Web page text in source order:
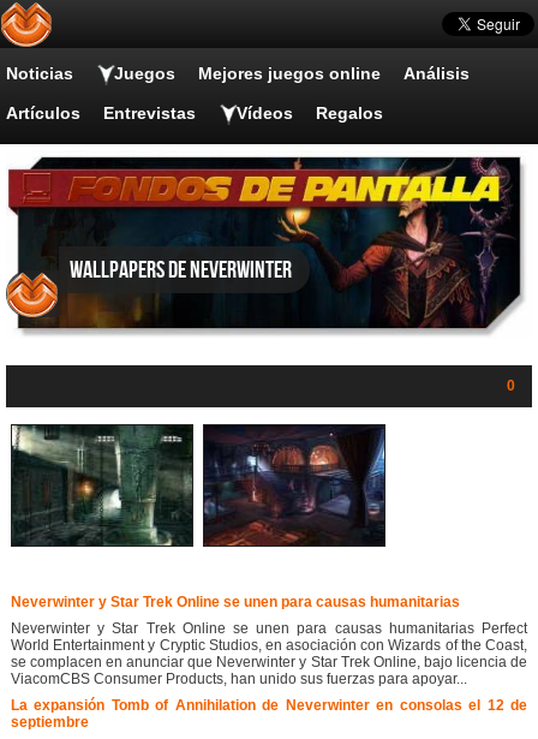
Noticias Juegos Mejores juegos online Análisis
Artículos Entrevistas Vídeos Regalos
Wallpapers de Neverwinter
0
Neverwinter y Star Trek Online se unen para causas humanitarias
Neverwinter y Star Trek Online se unen para causas humanitarias Perfect
World Entertainment y Cryptic Studios, en asociación con Wizards of the Coast,
se complacen en anunciar que Neverwinter y Star Trek Online, bajo licencia de
ViacomCBS Consumer Products, han unido sus fuerzas para apoyar...
La expansión Tomb of Annihilation de Neverwinter en consolas el 12 de
septiembre